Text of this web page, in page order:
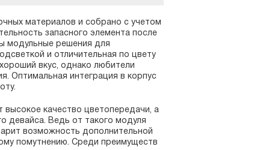
материалов и собрано с учетом
запасного элемента после
модульные решения для
и отличительная по цвету
вкус, однако любители
Оптимальная интеграция в корпус
высокое качество цветопередачи, а
девайса. Ведь от такого модуля
возможность дополнительной
помутнению. Среди преимуществ